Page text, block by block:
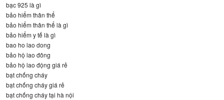
bạc 925 là gì
bảo hiểm thân thể
bảo hiểm thân thể là gì
bảo hiểm y tế là gì
bao ho lao dong
bảo hộ lao đông
bảo hộ lao động giá rẻ
bạt chống cháy
bạt chống cháy giá rẻ
bạt chống cháy tại hà nội